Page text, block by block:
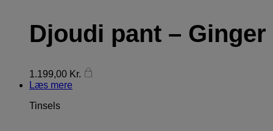
Djoudi pant – Ginger
1.199,00 Kr.
Læs mere
Tinsels